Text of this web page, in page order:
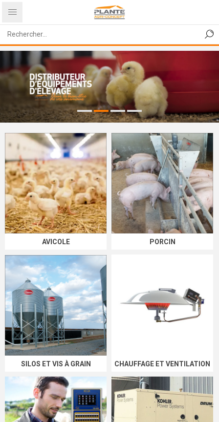
AVICOLE PORCIN
SILOS ET VIS À GRAIN CHAUFFAGE ET VENTILATION